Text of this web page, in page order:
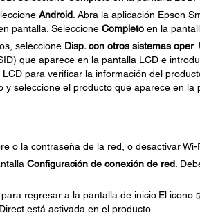
Android. Abra la aplicación Epson
pantalla. Seleccione Completoen la
seleccione Disp. con otros sistemas oper.
que aparece en la pantalla LCD e
para verificar la información del
y seleccione el producto que aparece en la
o la contraseña de la red, o desactivar
Configuración de conexión de red.
regresar a la pantalla de inicio.El icono
está activada en el producto.